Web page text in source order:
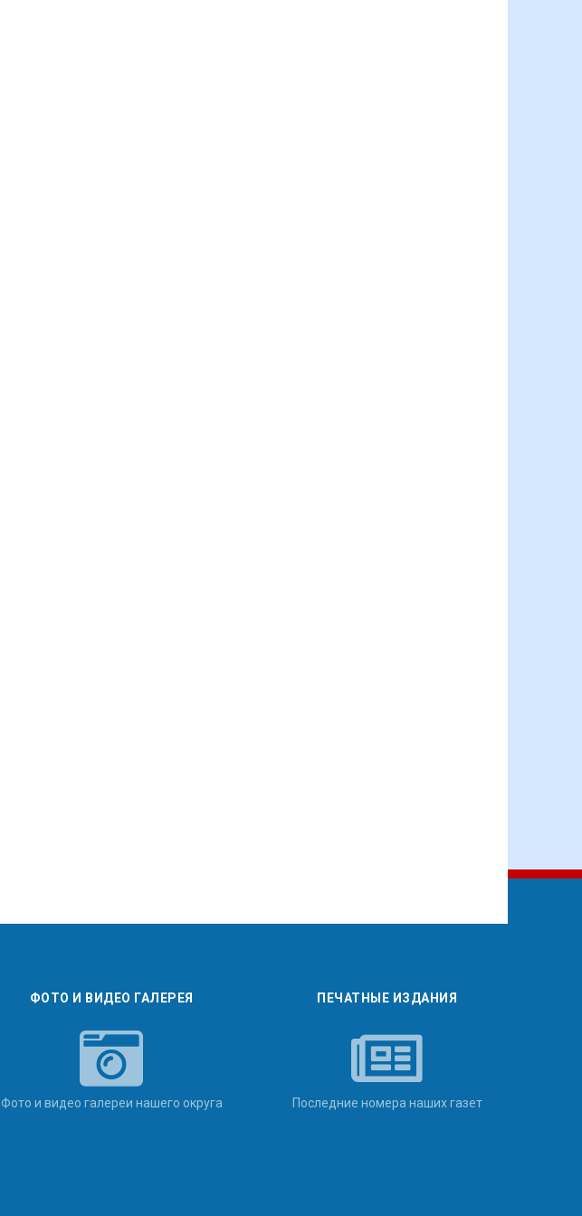
ФОТО И ВИДЕО ГАЛЕРЕЯ
Фото и видео галереи нашего округа
ПЕЧАТНЫЕ ИЗДАНИЯ
Последние номера наших газет